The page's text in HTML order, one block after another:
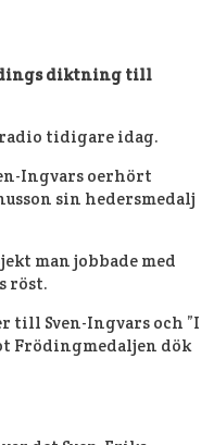
diktning till
tidigare idag.
Ingvars oerhört
sin hedersmedalj
man jobbade med
röst.
till Sven-Ingvars och ”I
Frödingmedaljen dök